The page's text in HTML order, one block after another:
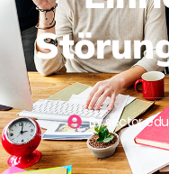
Bysector